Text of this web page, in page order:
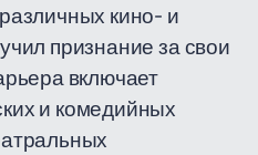
кино- и
признание за свои
включает
и комедийных